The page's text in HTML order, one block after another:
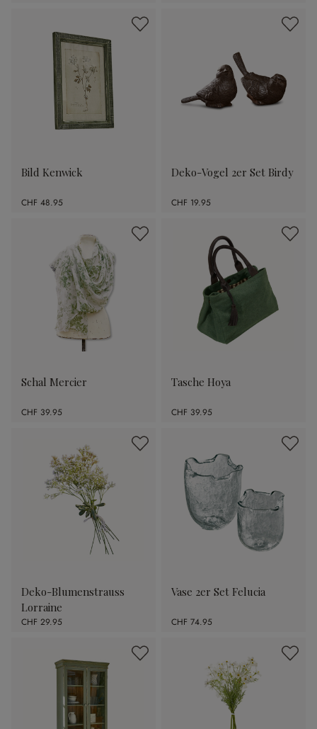
Bild Kenwick
CHF 48.95
Deko-Vogel 2er Set Birdy
CHF 19.95
Schal Mercier
CHF 39.95
Tasche Hoya
CHF 39.95
Deko-Blumenstrauss
Lorraine
CHF 29.95
Vase 2er Set Felucia
CHF 74.95